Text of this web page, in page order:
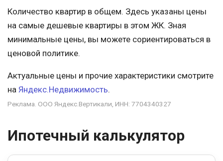
Количество квартир в общем. Здесь указаны цены
на самые дешевые квартиры в этом ЖК. Зная
минимальные цены, вы можете сориентироваться в
ценовой политике.
Актуальные цены и прочие характеристики смотрите
на Яндекс.Недвижимость.
Реклама. ООО Яндекс.Вертикали, ИНН: 7704340327
Ипотечный калькулятор